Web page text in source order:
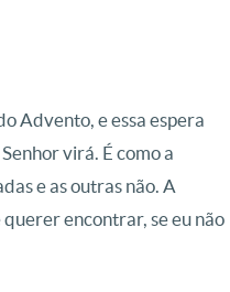
Advento, e essa espera
virá. É como a
e as outras não. A
encontrar, se eu não